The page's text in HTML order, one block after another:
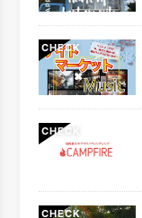
CHECK
CHECK
CHECK